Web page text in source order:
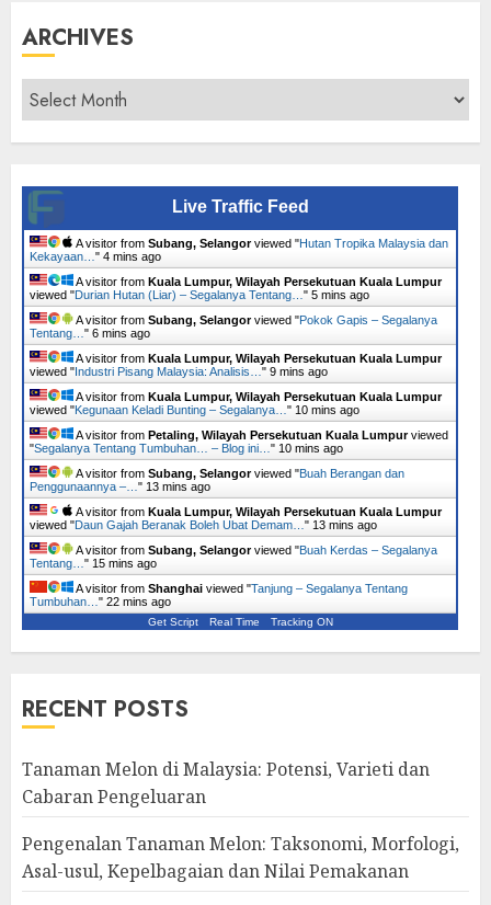
ARCHIVES
Archives
Live Traffic Feed
A visitor from Subang, Selangorviewed "Hutan Tropika Malaysia dan
Kekayaan… " 4 mins ago
A visitor from Kuala Lumpur, Wilayah Persekutuan Kuala Lumpur
viewed "Durian Hutan (Liar) – Segalanya Tentang… " 5 mins ago
A visitor from Subang, Selangorviewed "Pokok Gapis – Segalanya
Tentang… " 6 mins ago
A visitor from Kuala Lumpur, Wilayah Persekutuan Kuala Lumpur
viewed "Industri Pisang Malaysia: Analisis… " 9 mins ago
A visitor from Kuala Lumpur, Wilayah Persekutuan Kuala Lumpur
viewed "Kegunaan Keladi Bunting – Segalanya… " 10 mins ago
A visitor from Petaling, Wilayah Persekutuan Kuala Lumpurviewed
"Segalanya Tentang Tumbuhan… – Blog ini… " 10 mins ago
A visitor from Subang, Selangorviewed "Buah Berangan dan
Penggunaannya –… " 13 mins ago
A visitor from Kuala Lumpur, Wilayah Persekutuan Kuala Lumpur
viewed "Daun Gajah Beranak Boleh Ubat Demam… " 13 mins ago
A visitor from Subang, Selangorviewed "Buah Kerdas – Segalanya
Tentang… " 15 mins ago
A visitor from Shanghai viewed "Tanjung – Segalanya Tentang
Tumbuhan… " 22 mins ago
Get Script Real Time Tracking ON
RECENT POSTS
Tanaman Melon di Malaysia: Potensi, Varieti dan
Cabaran Pengeluaran
Pengenalan Tanaman Melon: Taksonomi, Morfologi,
Asal-usul, Kepelbagaian dan Nilai Pemakanan